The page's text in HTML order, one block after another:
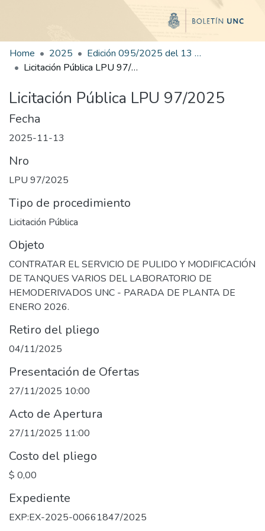
Home 2025
Edición 095/2025 del 13 de noviembre de 2025
Licitación Pública LPU 97/2025
Licitación Pública LPU 97/2025
Fecha
2025-11-13
Nro
LPU 97/2025
Tipo de procedimiento
Licitación Pública
Objeto
CONTRATAR EL SERVICIO DE PULIDO Y MODIFICACIÓN
DE TANQUES VARIOS DEL LABORATORIO DE
HEMODERIVADOS UNC - PARADA DE PLANTA DE
ENERO 2026.
Retiro del pliego
04/11/2025
Presentación de Ofertas
27/11/2025 10:00
Acto de Apertura
27/11/2025 11:00
Costo del pliego
$ 0,00
Expediente
EXP:EX-2025-00661847/2025